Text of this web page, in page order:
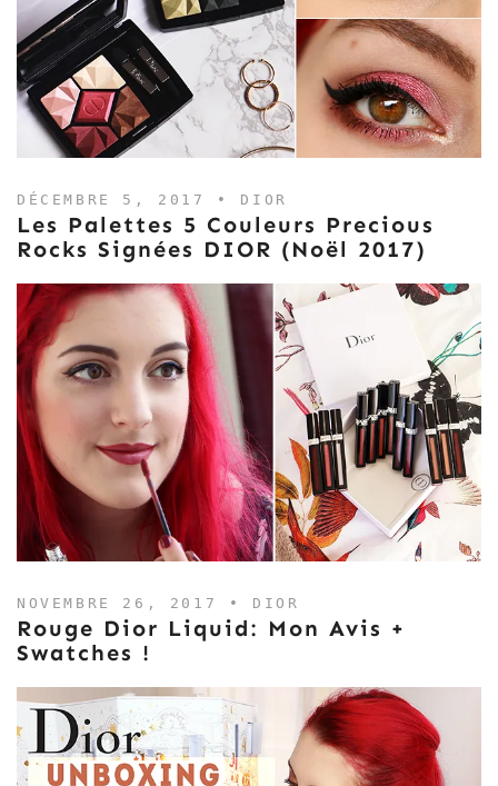
DÉCEMBRE 5, 2017 • DIOR
Les Palettes 5 Couleurs Precious
Rocks Signées DIOR (Noël 2017)
NOVEMBRE 26, 2017 • DIOR
Rouge Dior Liquid: Mon Avis +
Swatches !